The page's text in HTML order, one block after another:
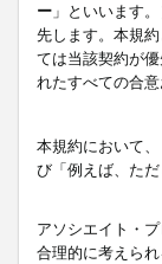
ー 」といいます
先します。本規
ては当該契約が
れたすべての合意
本規約において
び「例えば、た
アソシエイト・
合理的に考えら